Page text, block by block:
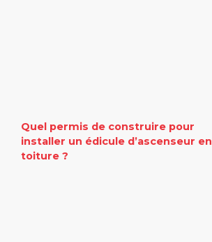
Quel permis de construire pour
installer un édicule d’ascenseur en
toiture ?